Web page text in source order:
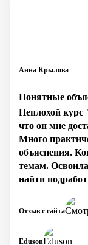
Анна Крылова
Понятные
Неплохой курс
что он мне
Много
объяснения.
темам.
найти
Eduson
Отзыв с сайта